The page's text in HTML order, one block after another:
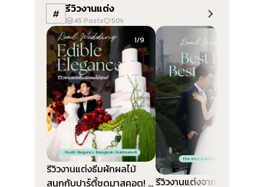
# รีวิวงานแต่ง
45 Posts 50k
Slide 1 of 9
1/9
รีวิวงานแต่งธีมผักผลไม้
สนุกกับปาร์ตี้ชุดมาสคอต! @
Slide 1 of 9
รีวิวงานแต่งจาก Best Color